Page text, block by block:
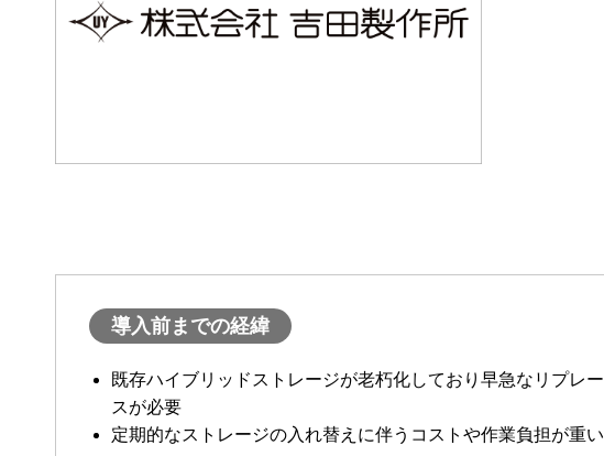
導入前までの経緯
既存ハイブリッドストレージが老朽化しており早急なリプレー
スが必要
定期的なストレージの入れ替えに伴うコストや作業負担が重い